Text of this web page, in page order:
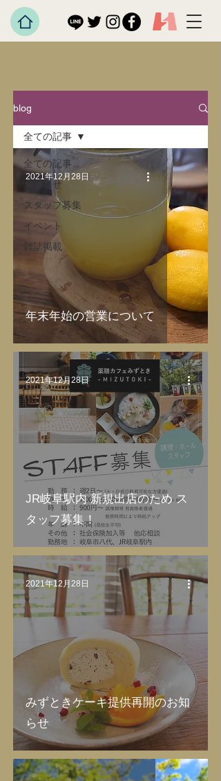
blog
全ての記事
お知らせ
スタッフ募集
イベント
雑誌掲載
全ての記事
年末年始の営業について
2021年12月28日
JR岐阜駅内 新規出店のため ス
タッフ募集！
2021年12月28日
みずときケーキ提供再開のお知
らせ
2021年12月28日